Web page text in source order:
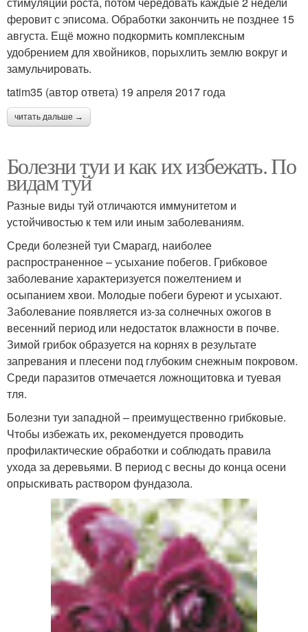
феровит с эписома. Обработки закончить не позднее 15
августа. Ещё можно подкормить комплексным
удобрением для хвойников, порыхлить землю вокруг и
замульчировать.
tatim35 (автор ответа) 19 апреля 2017 года
читать дальше →
Болезни туи и как их избежать. По
видам туй
Разные виды туй отличаются иммунитетом и
устойчивостью к тем или иным заболеваниям.
Среди болезней туи Смарагд, наиболее
распространенное – усыхание побегов. Грибковое
заболевание характеризуется пожелтением и
осыпанием хвои. Молодые побеги буреют и усыхают.
Заболевание появляется из-за солнечных ожогов в
весенний период или недостаток влажности в почве.
Зимой грибок образуется на корнях в результате
запревания и плесени под глубоким снежным покровом.
Среди паразитов отмечается ложнощитовка и туевая
тля.
Болезни туи западной – преимущественно грибковые.
Чтобы избежать их, рекомендуется проводить
профилактические обработки и соблюдать правила
ухода за деревьями. В период с весны до конца осени
опрыскивать раствором фундазола.